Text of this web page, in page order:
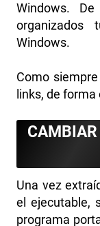
Windows.
organizados
Windows.
Como
links, de
CAMBIAR
Una vez
el ejecutable,
programa